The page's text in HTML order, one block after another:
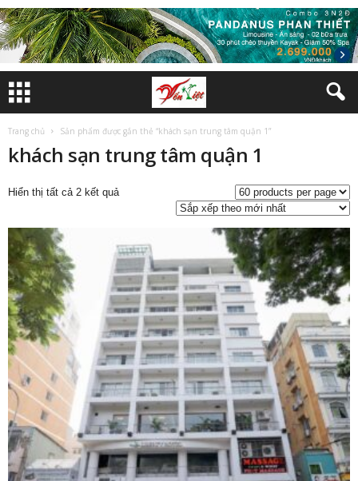
Trang chủ Sản phẩm được gắn thẻ “khách sạn trung tâm quận 1”
khách sạn trung tâm quận 1
Hiển thị tất cả 2 kết quảĐã
theo
mới
nhất